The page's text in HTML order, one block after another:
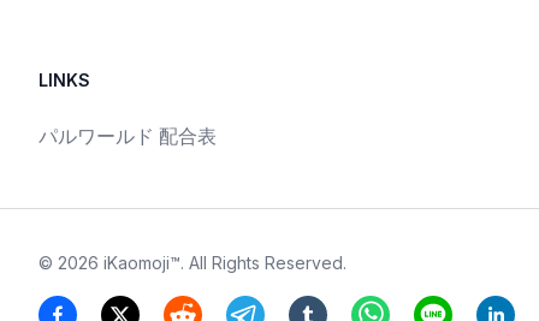
LINKS
パルワールド 配合表
© 2026 iKaomoji™. All Rights Reserved.